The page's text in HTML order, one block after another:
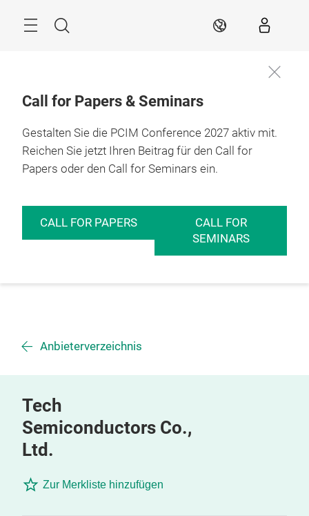
Suche DE
Call for Papers & Seminars
Gestalten Sie die PCIM Conference 2027 aktiv mit.
Reichen Sie jetzt Ihren Beitrag für den Call for
Papers oder den Call for Seminars ein.
CALL FOR PAPERS
CALL FOR
SEMINARS
Anbieterverzeichnis
Tech
Semiconductors Co.,
Ltd.
Zur Merkliste hinzufügen